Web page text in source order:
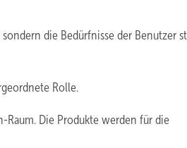
die ­Bedürfnisse der Benutzer
Rolle.
Raum. Die Produkte werden für die